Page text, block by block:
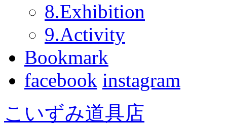
8.Exhibition
9.Activity
Bookmark
facebook instagram
こいずみ道具店